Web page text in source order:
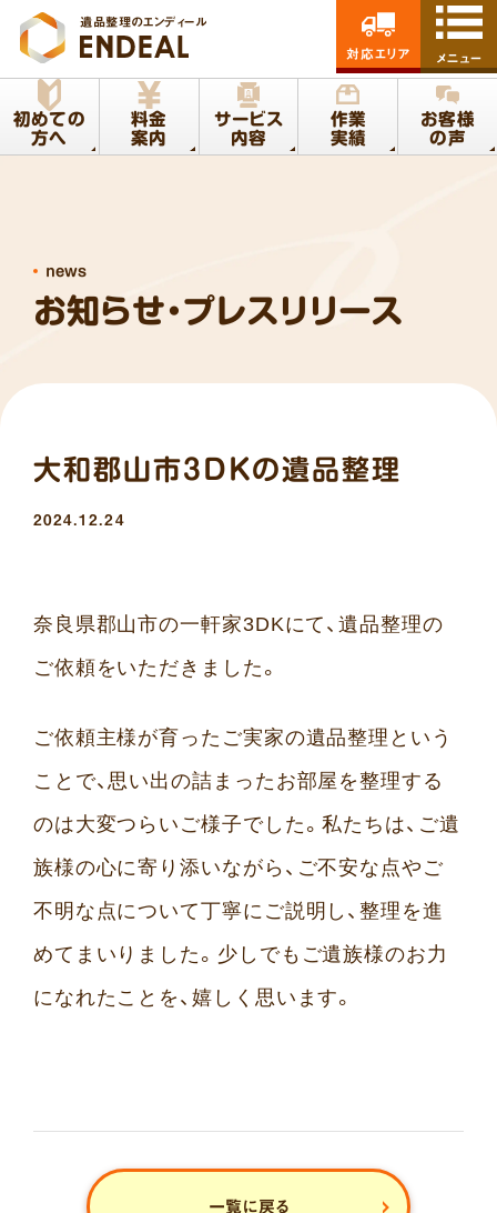
遺品整理のエンディール
初めての
方へ
料金
案内
サービス
内容
作業
実績
お客様
の声
対応エリア メニュー
お知らせ・プレスリリース
news
大和郡山市3DKの遺品整理
2024.12.24
奈良県郡山市の一軒家3DKにて、遺品整理の
ご依頼をいただきました。
ご依頼主様が育ったご実家の遺品整理という
ことで、思い出の詰まったお部屋を整理する
のは大変つらいご様子でした。私たちは、ご遺
族様の心に寄り添いながら、ご不安な点やご
不明な点について丁寧にご説明し、整理を進
めてまいりました。少しでもご遺族様のお力
になれたことを、嬉しく思います。
一覧に戻る